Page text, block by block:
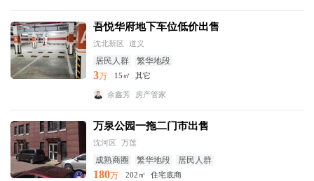
吾悦华府地下车位低价出售
沈北新区 道义
居民人群 繁华地段
3万 15㎡ 其它
余鑫芳 房产管家
万泉公园一拖二门市出售
沈河区 万莲
成熟商圈 繁华地段 居民人群
180万 202㎡ 住宅底商